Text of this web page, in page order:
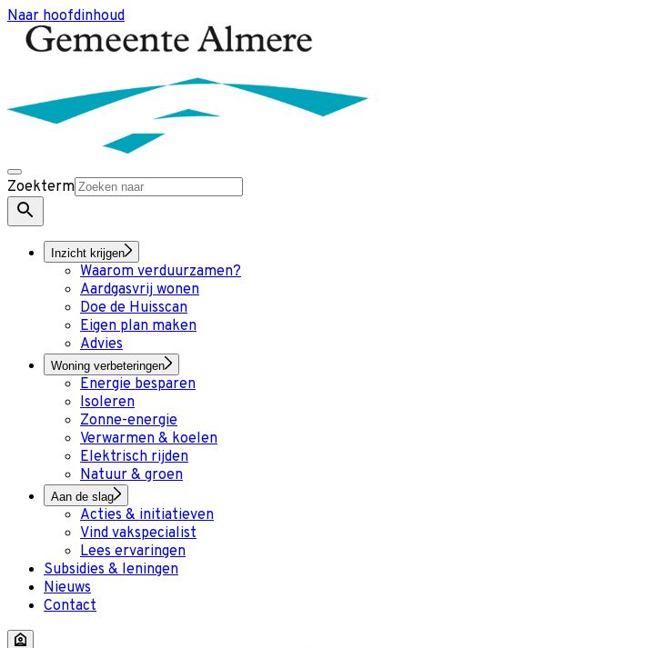
Naar hoofdinhoud
Zoekterm
Inzicht krijgen
Waarom verduurzamen?
Aardgasvrij wonen
Doe de Huisscan
Eigen plan maken
Advies
Woning verbeteringen
Energie besparen
Isoleren
Zonne-energie
Verwarmen & koelen
Elektrisch rijden
Natuur & groen
Aan de slag
Acties & initiatieven
Vind vakspecialist
Lees ervaringen
Subsidies & leningen
Nieuws
Contact